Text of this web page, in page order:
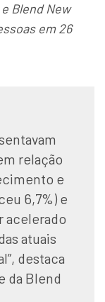
Blend New
em 26
relação
e
6,7%) e
acelerado
atuais
destaca
da Blend